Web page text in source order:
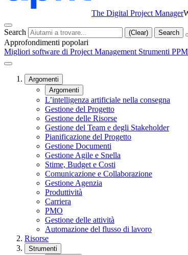
The Digital Project Manager
Search (Clear) Search
Approfondimenti popolari
Migliori software di Project Management Strumenti PPM
Argomenti
Argomenti
L’intelligenza artificiale nella consegna
Gestione del Progetto
Gestione delle Risorse
Gestione del Team e degli Stakeholder
Pianificazione del Progetto
Gestione Documenti
Gestione Agile e Snella
Stime, Budget e Costi
Comunicazione e Collaborazione
Gestione Agenzia
Produttività
Carriera
PMO
Gestione delle attività
Automazione del flusso di lavoro
Risorse
Strumenti